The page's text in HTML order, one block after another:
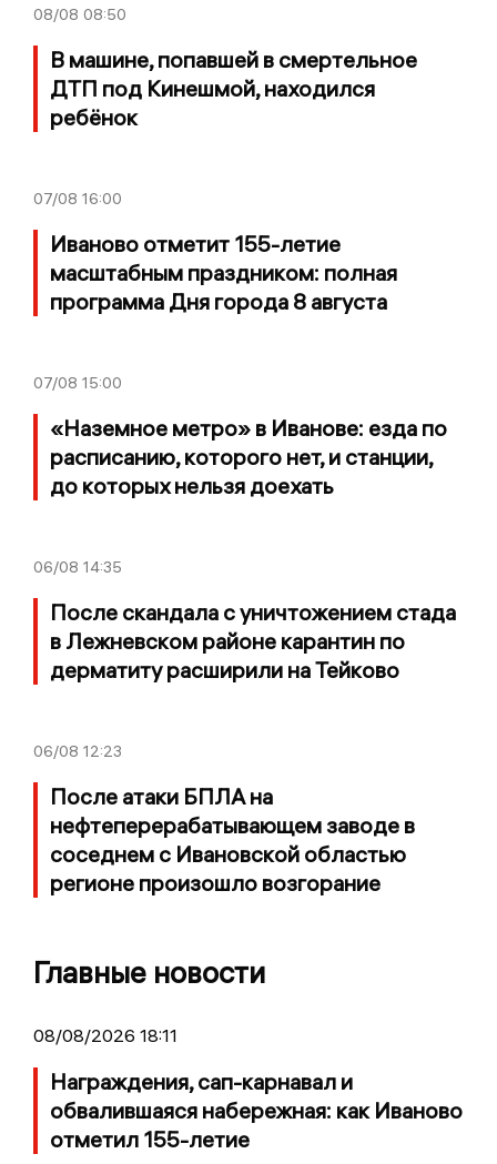
08/08 08:50
В машине, попавшей в смертельное
ДТП под Кинешмой, находился
ребёнок
07/08 16:00
Иваново отметит 155-летие
масштабным праздником: полная
программа Дня города 8 августа
07/08 15:00
«Наземное метро» в Иванове: езда по
расписанию, которого нет, и станции,
до которых нельзя доехать
06/08 14:35
После скандала с уничтожением стада
в Лежневском районе карантин по
дерматиту расширили на Тейково
06/08 12:23
После атаки БПЛА на
нефтеперерабатывающем заводе в
соседнем с Ивановской областью
регионе произошло возгорание
Главные новости
08/08/2026 18:11
Награждения, сап-карнавал и
обвалившаяся набережная: как Иваново
отметил 155-летие